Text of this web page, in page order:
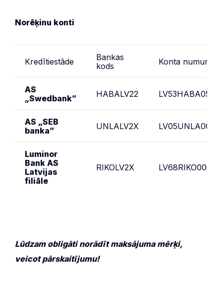
Norēķinu konti
Kredītiestāde
Bankas
kods
Konta numurs
AS
„Swedbank”
HABALV22
AS „SEB
banka”
UNLALV2X
Luminor
Bank AS
Latvijas
filiāle
RIKOLV2X
Lūdzam obligāti norādīt maksājuma mērķi,
veicot pārskaitījumu!